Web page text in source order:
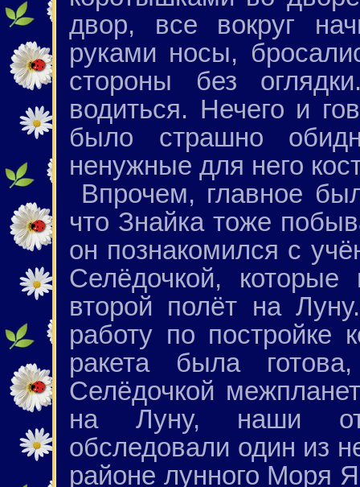
двор, все вокруг
руками носы,
стороны без
водиться. Нечего и
было страшно
ненужные для него
Впрочем, главное
что Знайка тоже
он познакомился с
Селёдочкой,
второй полёт на
работу по постройке
ракета была
Селёдочкой
на Луну, наши
обследовали один из
районе лунного Моря